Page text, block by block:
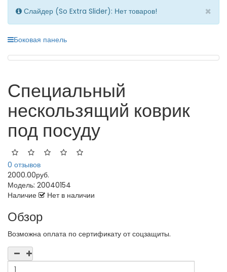
Слайдер (So Extra Slider): Нет товаров! ×
Боковая панель
Специальный
нескользящий коврик
под посуду
0 отзывов
2000.00руб.
Модель: 20040154
Наличие
Нет в наличии
Обзор
Возможна оплата по сертификату от соцзащиты.